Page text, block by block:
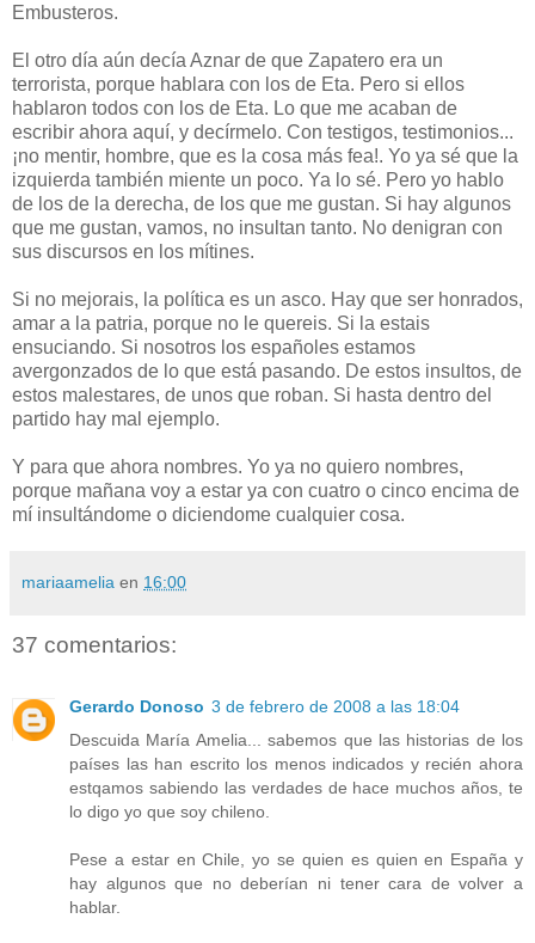
Embusteros.
El otro día aún decía Aznar de que Zapatero era un
terrorista, porque hablara con los de Eta. Pero si ellos
hablaron todos con los de Eta. Lo que me acaban de
escribir ahora aquí, y decírmelo. Con testigos, testimonios...
¡no mentir, hombre, que es la cosa más fea!. Yo ya sé que la
izquierda también miente un poco. Ya lo sé. Pero yo hablo
de los de la derecha, de los que me gustan. Si hay algunos
que me gustan, vamos, no insultan tanto. No denigran con
sus discursos en los mítines.
Si no mejorais, la política es un asco. Hay que ser honrados,
amar a la patria, porque no le quereis. Si la estais
ensuciando. Si nosotros los españoles estamos
avergonzados de lo que está pasando. De estos insultos, de
estos malestares, de unos que roban. Si hasta dentro del
partido hay mal ejemplo.
Y para que ahora nombres. Yo ya no quiero nombres,
porque mañana voy a estar ya con cuatro o cinco encima de
mí insultándome o diciendome cualquier cosa.
mariaamelia en 16:00
37 comentarios:
Gerardo Donoso 3 de febrero de 2008 a las 18:04
Descuida María Amelia... sabemos que las historias de los
países las han escrito los menos indicados y recién ahora
estqamos sabiendo las verdades de hace muchos años, te
lo digo yo que soy chileno.
Pese a estar en Chile, yo se quien es quien en España y
hay algunos que no deberían ni tener cara de volver a
hablar.